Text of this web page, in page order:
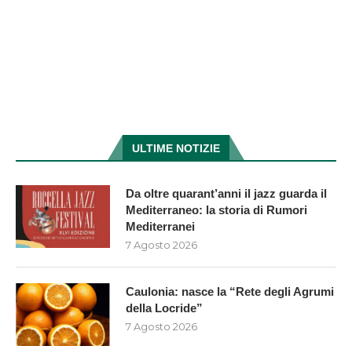
ULTIME NOTIZIE
Da oltre quarant’anni il jazz guarda il
Mediterraneo: la storia di Rumori
Mediterranei
7 Agosto 2026
Caulonia: nasce la “Rete degli Agrumi
della Locride”
7 Agosto 2026